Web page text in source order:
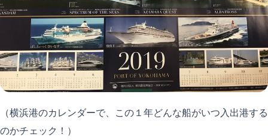
（横浜港のカレンダーで、この１年どんな船がいつ入出港する
のかチェック！）